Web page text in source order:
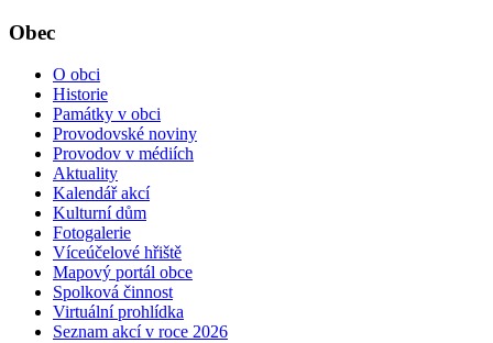
Obec
O obci
Historie
Památky v obci
Provodovské noviny
Provodov v médiích
Aktuality
Kalendář akcí
Kulturní dům
Fotogalerie
Víceúčelové hřiště
Mapový portál obce
Spolková činnost
Virtuální prohlídka
Seznam akcí v roce 2026